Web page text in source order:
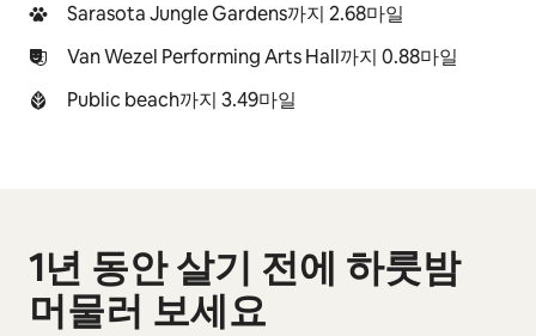
Sarasota Jungle Gardens까지 2.68마일
Van Wezel Performing Arts Hall까지 0.88마일
Public beach까지 3.49마일
1년 동안 살기 전에 하룻밤
머물러 보세요
0개 중 0개 표시됨